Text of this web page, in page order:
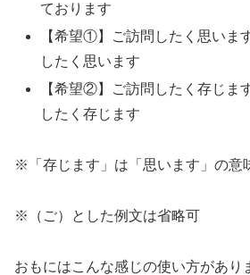
ております
【希望①】ご訪問したく思いま
したく思います
【希望②】ご訪問したく存じま
したく存じます
※「存じます」は「思います」の意
※（ご）とした例文は省略可
おもにはこんな感じの使い方があり